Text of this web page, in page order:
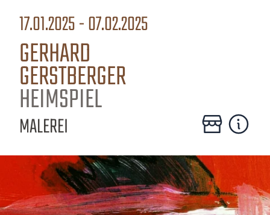
17.01.2025 - 07.02.2025
GERHARD
GERSTBERGER
HEIMSPIEL
MALEREI